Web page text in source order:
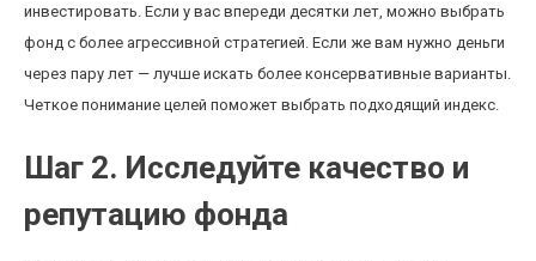
инвестировать. Если у вас впереди десятки лет, можно выбрать
фонд с более агрессивной стратегией. Если же вам нужно деньги
через пару лет — лучше искать более консервативные варианты.
Четкое понимание целей поможет выбрать подходящий индекс.
Шаг 2. Исследуйте качество и
репутацию фонда